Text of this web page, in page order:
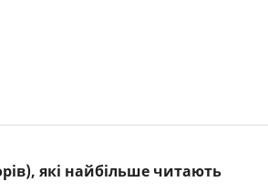
які найбільше читають